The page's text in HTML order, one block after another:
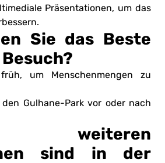
Präsentationen, um das
Sie das Beste
um Menschenmengen zu
Gulhane-Park vor oder nach
weiteren
sind in der